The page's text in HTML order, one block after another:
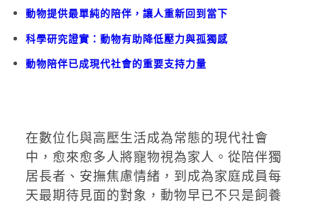
動物提供最單純的陪伴，讓人重新回到當下
科學研究證實：動物有助降低壓力與孤獨感
動物陪伴已成現代社會的重要支持力量
在數位化與高壓生活成為常態的現代社會
中，愈來愈多人將寵物視為家人。從陪伴獨
居長者、安撫焦慮情緒，到成為家庭成員每
天最期待見面的對象，動物早已不只是飼養